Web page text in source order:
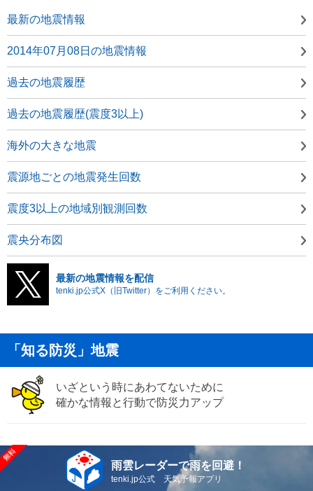
最新の地震情報
2014年07月08日の地震情報
過去の地震履歴
過去の地震履歴(震度3以上)
海外の大きな地震
震源地ごとの地震発生回数
震度3以上の地域別観測回数
震央分布図
最新の地震情報を配信
tenki.jp公式X（旧Twitter）をご利用ください。
「知る防災」地震
いざという時にあわてないために
確かな情報と行動で防災力アップ
雨雲レーダーで雨を回避！
tenki.jp公式 天気予報アプリ